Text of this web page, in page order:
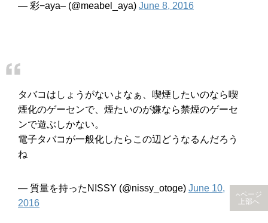
— 彩−aya– (@meabel_aya) June 8, 2016
タバコはしょうがないよなぁ、喫煙したいのなら喫
煙化のゲーセンで、煙たいのが嫌なら禁煙のゲーセ
ンで遊ぶしかない。
電子タバコが一般化したらこの辺どうなるんだろう
ね
— 質量を持ったNISSY (@nissy_otoge) June 10,
2016
ページ
上部へ